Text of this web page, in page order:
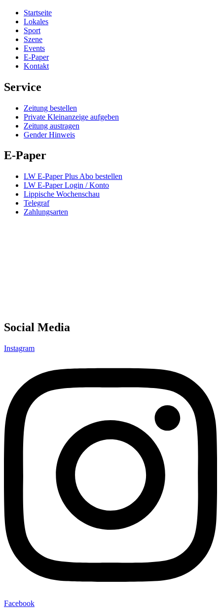
Startseite
Lokales
Sport
Szene
Events
E-Paper
Kontakt
Service
Zeitung bestellen
Private Kleinanzeige aufgeben
Zeitung austragen
Gender Hinweis
E-Paper
LW E-Paper Plus Abo bestellen
LW E-Paper Login / Konto
Lippische Wochenschau
Telegraf
Zahlungsarten
Social Media
Instagram
Facebook